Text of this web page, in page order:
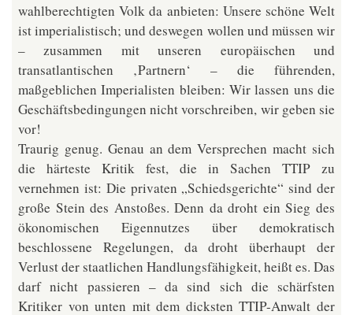
wahlberechtigten Volk da anbieten: Unsere schöne Welt
ist imperialistisch; und deswegen wollen und müssen wir
– zusammen mit unseren europäischen und
transatlantischen ‚Partnern‘ – die führenden,
maßgeblichen Imperialisten bleiben: Wir lassen uns die
Geschäftsbedingungen nicht vorschreiben, wir geben sie
vor!
Traurig genug. Genau an dem Versprechen macht sich
die härteste Kritik fest, die in Sachen TTIP zu
vernehmen ist: Die privaten „Schiedsgerichte“ sind der
große Stein des Anstoßes. Denn da droht ein Sieg des
ökonomischen Eigennutzes über demokratisch
beschlossene Regelungen, da droht überhaupt der
Verlust der staatlichen Handlungsfähigkeit, heißt es. Das
darf nicht passieren – da sind sich die schärfsten
Kritiker von unten mit dem dicksten TTIP-Anwalt der